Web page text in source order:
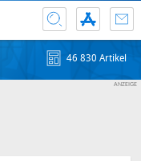
46 830 Artikel